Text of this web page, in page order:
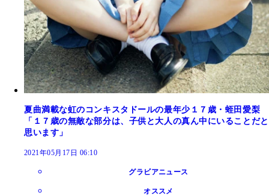
夏曲満載な虹のコンキスタドールの最年少１７歳・蛭田愛梨
「１７歳の無敵な部分は、子供と大人の真ん中にいることだと
思います」
2021年05月17日 06:10
グラビアニュース
オススメ